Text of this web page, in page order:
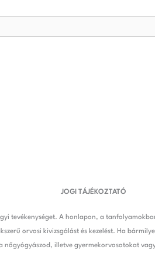
JOGI TÁJÉKOZTATÓ
tevékenységet. A honlapon, a
orvosi kivizsgálást és kezelést. Ha
nőgyógyászod, illetve gyermekorvosotokat